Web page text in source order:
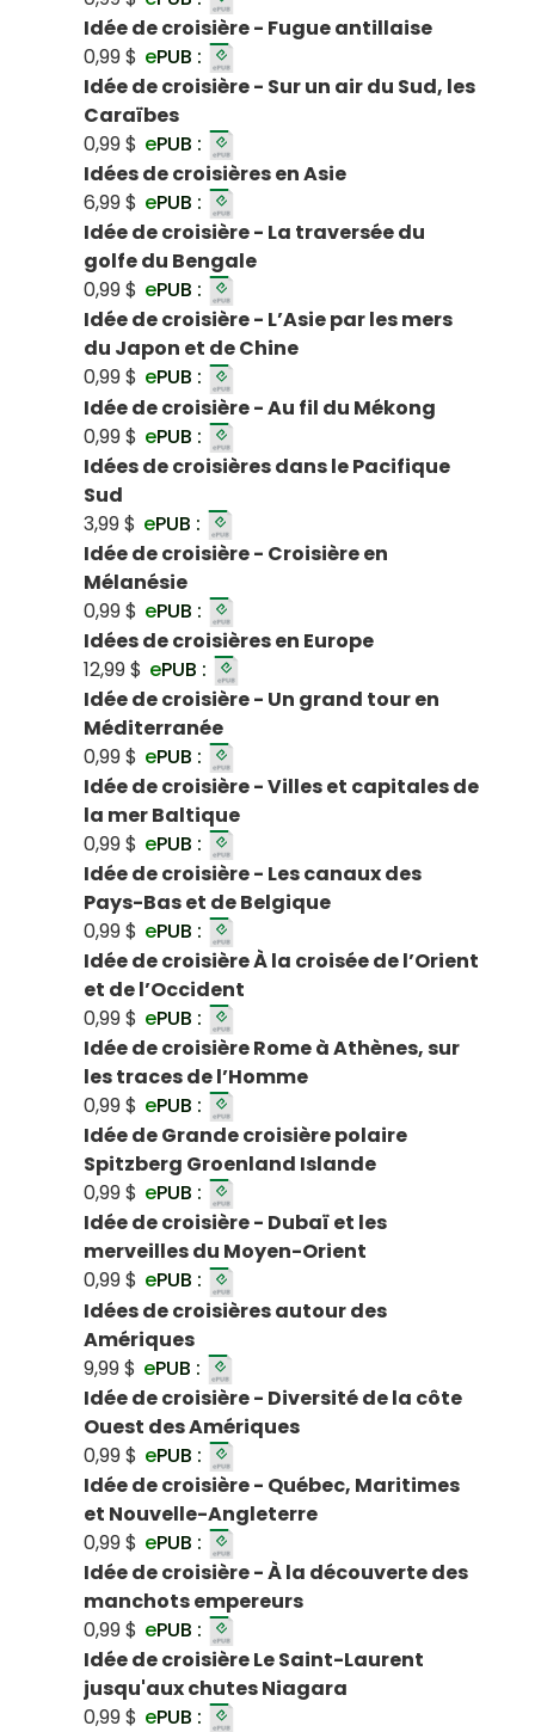
Idée de croisière - Fugue antillaise
0,99 $ ePUB :
Idée de croisière - Sur un air du Sud, les
Caraïbes
0,99 $ ePUB :
Idées de croisières en Asie
6,99 $ ePUB :
Idée de croisière - La traversée du
golfe du Bengale
0,99 $ ePUB :
Idée de croisière - L’Asie par les mers
du Japon et de Chine
0,99 $ ePUB :
Idée de croisière - Au fil du Mékong
0,99 $ ePUB :
Idées de croisières dans le Pacifique
Sud
3,99 $ ePUB :
Idée de croisière - Croisière en
Mélanésie
0,99 $ ePUB :
Idées de croisières en Europe
12,99 $ ePUB :
Idée de croisière - Un grand tour en
Méditerranée
0,99 $ ePUB :
Idée de croisière - Villes et capitales de
la mer Baltique
0,99 $ ePUB :
Idée de croisière - Les canaux des
Pays-Bas et de Belgique
0,99 $ ePUB :
Idée de croisière À la croisée de l’Orient
et de l’Occident
0,99 $ ePUB :
Idée de croisière Rome à Athènes, sur
les traces de l’Homme
0,99 $ ePUB :
Idée de Grande croisière polaire
Spitzberg Groenland Islande
0,99 $ ePUB :
Idée de croisière - Dubaï et les
merveilles du Moyen-Orient
0,99 $ ePUB :
Idées de croisières autour des
Amériques
9,99 $ ePUB :
Idée de croisière - Diversité de la côte
Ouest des Amériques
0,99 $ ePUB :
Idée de croisière - Québec, Maritimes
et Nouvelle-Angleterre
0,99 $ ePUB :
Idée de croisière - À la découverte des
manchots empereurs
0,99 $ ePUB :
Idée de croisière Le Saint-Laurent
jusqu'aux chutes Niagara
0,99 $ ePUB :